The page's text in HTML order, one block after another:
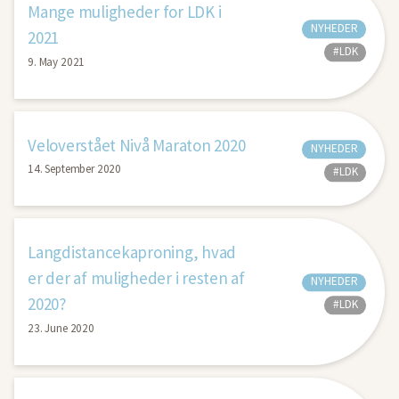
Mange muligheder for LDK i
2021
9. May 2021
NYHEDER
#LDK
Veloverstået Nivå Maraton 2020
14. September 2020
NYHEDER
#LDK
Langdistancekaproning, hvad
er der af muligheder i resten af
2020?
23. June 2020
NYHEDER
#LDK